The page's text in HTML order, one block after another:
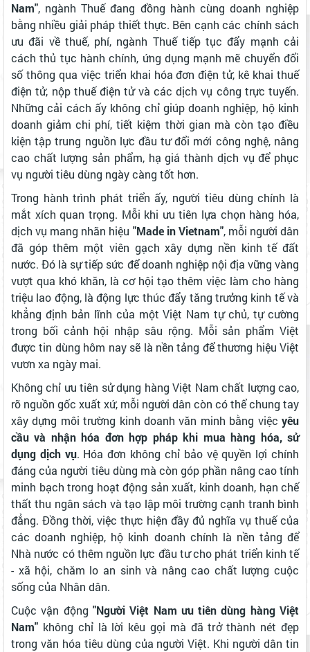
Nam", ngành Thuế đang đồng hành cùng doanh nghiệp
bằng nhiều giải pháp thiết thực. Bên cạnh các chính sách
ưu đãi về thuế, phí, ngành Thuế tiếp tục đẩy mạnh cải
cách thủ tục hành chính, ứng dụng mạnh mẽ chuyển đổi
số thông qua việc triển khai hóa đơn điện tử, kê khai thuế
điện tử, nộp thuế điện tử và các dịch vụ công trực tuyến.
Những cải cách ấy không chỉ giúp doanh nghiệp, hộ kinh
doanh giảm chi phí, tiết kiệm thời gian mà còn tạo điều
kiện tập trung nguồn lực đầu tư đổi mới công nghệ, nâng
cao chất lượng sản phẩm, hạ giá thành dịch vụ để phục
vụ người tiêu dùng ngày càng tốt hơn.
Trong hành trình phát triển ấy, người tiêu dùng chính là
mắt xích quan trọng. Mỗi khi ưu tiên lựa chọn hàng hóa,
dịch vụ mang nhãn hiệu "Made in Vietnam", mỗi người dân
đã góp thêm một viên gạch xây dựng nền kinh tế đất
nước. Đó là sự tiếp sức để doanh nghiệp nội địa vững vàng
vượt qua khó khăn, là cơ hội tạo thêm việc làm cho hàng
triệu lao động, là động lực thúc đẩy tăng trưởng kinh tế và
khẳng định bản lĩnh của một Việt Nam tự chủ, tự cường
trong bối cảnh hội nhập sâu rộng. Mỗi sản phẩm Việt
được tin dùng hôm nay sẽ là nền tảng để thương hiệu Việt
vươn xa ngày mai.
Không chỉ ưu tiên sử dụng hàng Việt Nam chất lượng cao,
rõ nguồn gốc xuất xứ, mỗi người dân còn có thể chung tay
xây dựng môi trường kinh doanh văn minh bằng việc yêu
cầu và nhận hóa đơn hợp pháp khi mua hàng hóa, sử
dụng dịch vụ. Hóa đơn không chỉ bảo vệ quyền lợi chính
đáng của người tiêu dùng mà còn góp phần nâng cao tính
minh bạch trong hoạt động sản xuất, kinh doanh, hạn chế
thất thu ngân sách và tạo lập môi trường cạnh tranh bình
đẳng. Đồng thời, việc thực hiện đầy đủ nghĩa vụ thuế của
các doanh nghiệp, hộ kinh doanh chính là nền tảng để
Nhà nước có thêm nguồn lực đầu tư cho phát triển kinh tế
- xã hội, chăm lo an sinh và nâng cao chất lượng cuộc
sống của Nhân dân.
Cuộc vận động "Người Việt Nam ưu tiên dùng hàng Việt
Nam" không chỉ là lời kêu gọi mà đã trở thành nét đẹp
trong văn hóa tiêu dùng của người Việt. Khi người dân tin